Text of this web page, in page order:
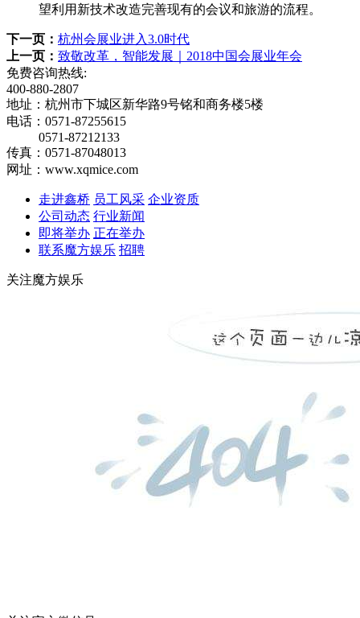
望利用新技术改造完善现有的会议和旅游的流程。
下一页： 杭州会展业进入3.0时代
上一页： 致敬改革，智能发展｜2018中国会展业年会
免费咨询热线:
400-880-2807
地址：杭州市下城区新华路9号铭和商务楼5楼
电话：0571-87255615
0571-87212133
传真：0571-87048013
网址：www.xqmice.com
走进鑫桥 员工风采 企业资质
公司动态 行业新闻
即将举办 正在举办
联系魔方娱乐 招聘
关注魔方娱乐